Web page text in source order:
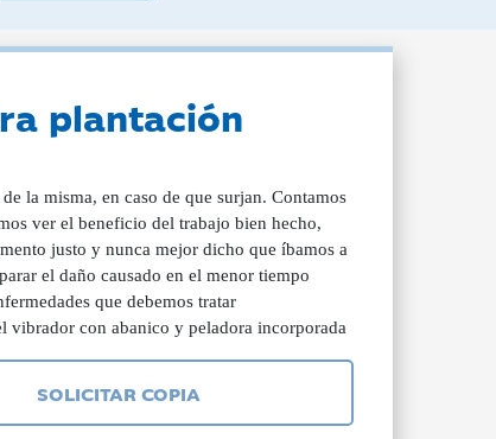
plantación
la misma, en caso de que surjan. Contamos
ver el beneficio del trabajo bien hecho,
justo y nunca mejor dicho que íbamos a
el daño causado en el menor tiempo
que debemos tratar
vibrador con abanico y peladora incorporada
SOLICITAR COPIA